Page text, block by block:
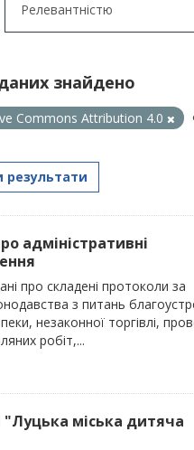
знайдено
Commons Attribution 4.0
результати
адміністративні
про складені протоколи за
з питань
незаконної торгівлі,
робіт,...
міська дитяча